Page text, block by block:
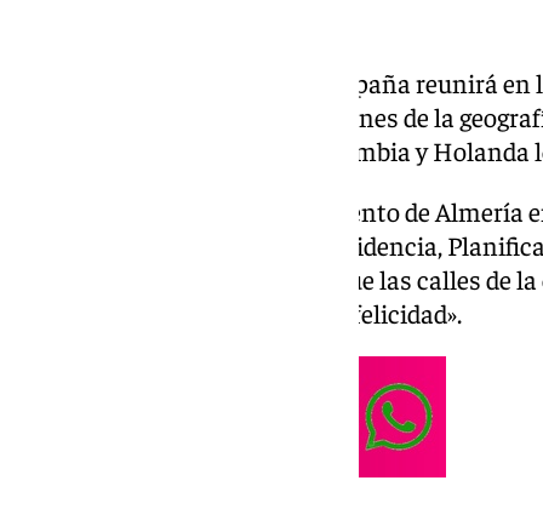
El XXV Juntamento de Tuna España reunirá
participantes de todos los rincones de la
países como México, Perú, Colombia y
Así lo ha señalado el Ayuntamiento de Almería
apunta que la concejala de Presidencia,
Amalia Martín, ha asegurado que las calles de
inundarán de alegría, música y felicidad».